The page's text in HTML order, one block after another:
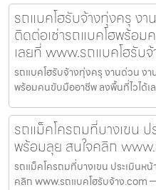
รถแบคโฮรับจ้างทุ่งครุ งา
ติดต่อเช่ารถแบคโฮพร้อ
เลยที่ www.รถแบคโฮรับ
รถแบคโฮรับจ้างทุ่งครุ งานด่วน งา
พร้อมคนขับมืออาชีพ ลงพื้นที่ไวได้เ
รถแม็คโครถมที่บางเขน ป
พร้อมลุย สนใจคลิก
รถแม็คโครถมที่บางเขน ประเมินห
คลิก www.รถแบคโฮรับจ้าง.com